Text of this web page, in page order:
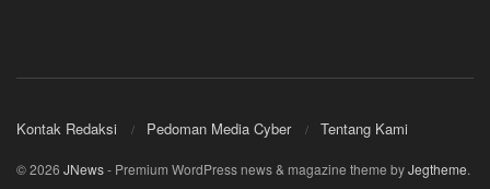
Kontak Redaksi Pedoman Media Cyber Tentang Kami
© 2026 JNews- Premium WordPress news & magazine theme byJegtheme.